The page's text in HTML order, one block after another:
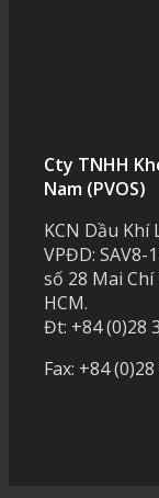
Cty TNHH
Nam (PVOS)
KCN Dầu Khí
VPĐD: SAV8-
số 28 Mai
HCM.
Đt: +84 (0)28
Fax: +84